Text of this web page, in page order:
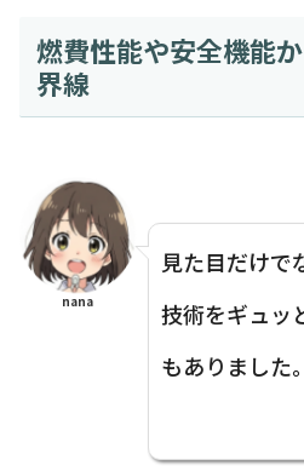
燃費性能や安全機能
界線
nana
見た目だけで
技術をギュッ
もありました。